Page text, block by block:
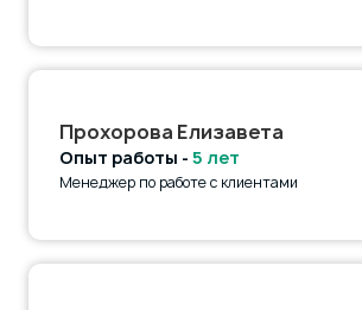
Прохорова Елизавета
Опыт работы - 5 лет
Менеджер по работе с клиентами